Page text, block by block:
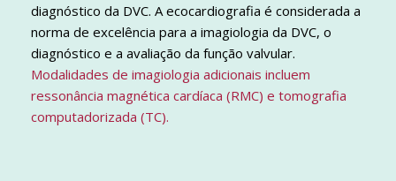
diagnóstico da DVC. A ecocardiografia é considerada a
norma de excelência para a imagiologia da DVC, o
diagnóstico e a avaliação da função valvular.
Modalidades de imagiologia adicionais incluem
ressonância magnética cardíaca (RMC) e tomografia
computadorizada (TC).